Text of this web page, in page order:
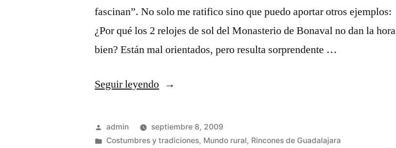
fascinan”. No solo me ratifico sino que puedo aportar otros ejemplos:
¿Por qué los 2 relojes de sol del Monasterio de Bonaval no dan la hora
bien? Están mal orientados, pero resulta sorprendente …
Seguir leyendo«Otros
de
La
Publicado
por
admin
septiembre 8, 2009
Publicado
Costumbres y tradiciones, Mundo rural, Rincones de Guadalajara